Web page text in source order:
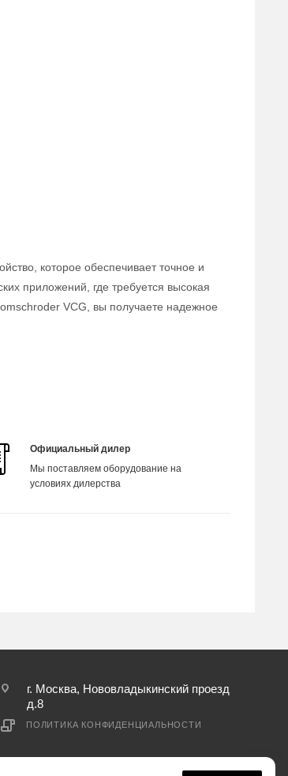
которое обеспечивает точное и
приложений, где требуется высокая
VCG, вы получаете надежное
Официальный дилер
Мы поставляем оборудование на
условиях дилерства
г. Москва, Нововладыкинский проезд
д.8
ПОЛИТИКА КОНФИДЕНЦИАЛЬНОСТИ